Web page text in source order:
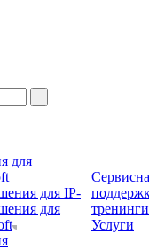
для
для IP-
для
тренинги
Услуги